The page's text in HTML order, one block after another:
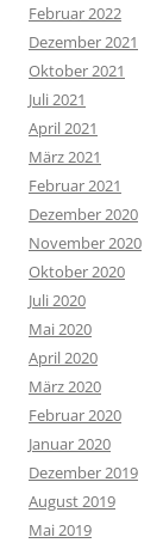
Februar 2022
Dezember 2021
Oktober 2021
Juli 2021
April 2021
März 2021
Februar 2021
Dezember 2020
November 2020
Oktober 2020
Juli 2020
Mai 2020
April 2020
März 2020
Februar 2020
Januar 2020
Dezember 2019
August 2019
Mai 2019